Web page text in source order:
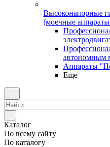
Высоконапорные
(моечные
автономным
Аппараты
Еще
Каталог
По всему сайту
По каталогу